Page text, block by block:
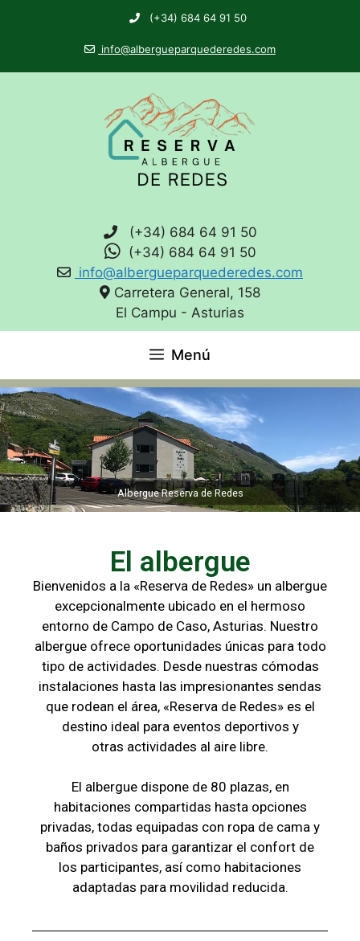
(+34) 684 64 91 50
info@albergueparquederedes.com
(+34) 684 64 91 50
(+34) 684 64 91 50
info@albergueparquederedes.com
Carretera General, 158
El Campu - Asturias
Menú
Albergue Reserva de Redes
El albergue
Bienvenidos a la «Reserva de Redes» un albergue
excepcionalmente ubicado en el hermoso
entorno de Campo de Caso, Asturias. Nuestro
albergue ofrece oportunidades únicas para todo
tipo de actividades. Desde nuestras cómodas
instalaciones hasta las impresionantes sendas
que rodean el área, «Reserva de Redes» es el
destino ideal para eventos deportivos y
otras actividades al aire libre.
El albergue dispone de 80 plazas, en
habitaciones compartidas hasta opciones
privadas, todas equipadas con ropa de cama y
baños privados para garantizar el confort de
los participantes, así como habitaciones
adaptadas para movilidad reducida.